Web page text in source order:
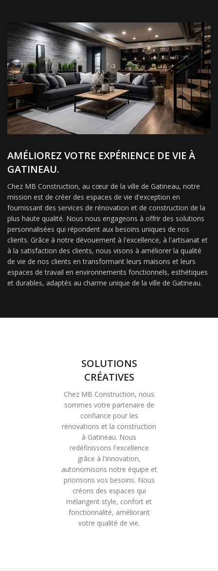
AMÉLIOREZ VOTRE EXPÉRIENCE DE VIE À
GATINEAU.
Chez MB Construction, au cœur de la ville de Gatineau, notre
mission est de créer des espaces de vie d'exception en
fournissant des services de rénovation et de construction de la
plus haute qualité. Nous nous engageons à offrir des solutions
personnalisées qui répondent aux besoins uniques de nos
clients. Grâce à notre dévouement à l'excellence, à l'artisanat et
à la satisfaction des clients, nous visons à améliorer la qualité
de vie de nos clients en transformant leurs maisons et leurs
espaces de travail en environnements fonctionnels, esthétiques
et durables, adaptés au charme unique de la ville de Gatineau.
SOLUTIONS
CRÉATIVES
Chez MB Construction, nous
sommes votre partenaire de
confiance pour les
rénovations et la construction
à Gatineau. Nous
redéfinissons l'excellence
grâce à l'innovation,
autonomisons notre équipe et
priorisons vos besoins. Nous
créons des espaces qui
mélangent style, confort et
fonctionnalité, améliorant
votre qualité de vie.